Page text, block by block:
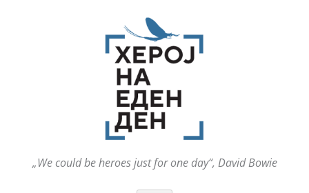
„We could be heroes just for one day“, David Bowie